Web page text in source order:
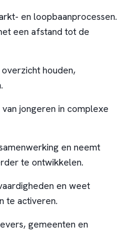
en loopbaanprocessen.
een afstand tot de
houden,
jongeren in complexe
en neemt
te ontwikkelen.
en weet
te activeren.
gemeenten en